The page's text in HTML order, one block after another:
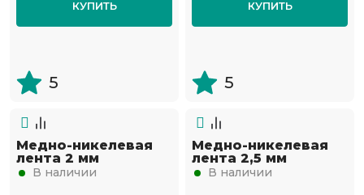
КУПИТЬ
5
КУПИТЬ
5
Медно-никелевая
лента 2 мм
В наличии
Медно-никелевая
лента 2,5 мм
В наличии